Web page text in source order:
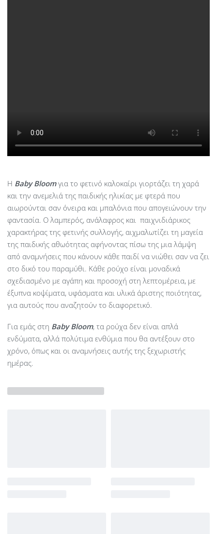
Η Baby Bloom για το φετινό καλοκαίρι γιορτάζει τη χαρά
και την ανεμελιά της παιδικής ηλικίας με φτερά που
αιωρούνται σαν όνειρα και μπαλόνια που απογειώνουν την
φαντασία. Ο λαμπερός, ανάλαφρος και παιχνιδιάρικος
χαρακτήρας της φετινής συλλογής, αιχμαλωτίζει τη μαγεία
της παιδικής αθωότητας αφήνοντας πίσω της μια λάμψη
από αναμνήσεις που κάνουν κάθε παιδί να νιώθει σαν να ζει
στο δικό του παραμύθι. Κάθε ρούχο είναι μοναδικά
σχεδιασμένο με αγάπη και προσοχή στη λεπτομέρεια, με
έξυπνα κοψίματα, υφάσματα και υλικά άριστης ποιότητας,
για αυτούς που αναζητούν το διαφορετικό.
Για εμάς στη Baby Bloom, τα ρούχα δεν είναι απλά
ενδύματα, αλλά πολύτιμα ενθύμια που θα αντέξουν στο
χρόνο, όπως και οι αναμνήσεις αυτής της ξεχωριστής
ημέρας.